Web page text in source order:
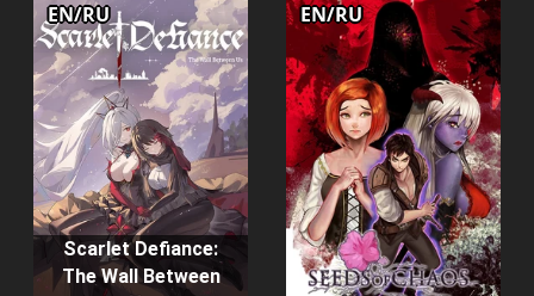
Scarlet Defiance:
The Wall Between
EN/RU EN/RU